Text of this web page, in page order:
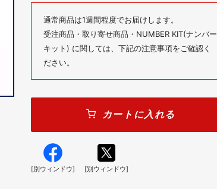
通常商品は1週間程度でお届けします。
受注商品・取り寄せ商品・NUMBER KIT(ナンバー
キット) に関しては、下記の注意事項をご確認く
ださい。
カートに入れる
[別ウィンドウ] [別ウィンドウ]